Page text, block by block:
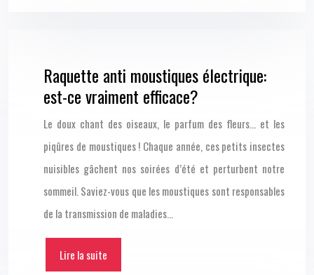
Raquette anti moustiques électrique:
est-ce vraiment efficace?
Le doux chant des oiseaux, le parfum des fleurs… et les
piqûres de moustiques ! Chaque année, ces petits insectes
nuisibles gâchent nos soirées d’été et perturbent notre
sommeil. Saviez-vous que les moustiques sont responsables
de la transmission de maladies…
Lire la suite